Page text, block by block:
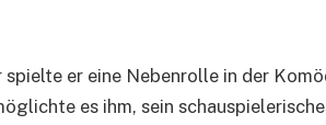
spielte er eine Nebenrolle in der
es ihm, sein